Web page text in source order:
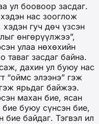
ул боовоор засдаг.
нас зооглож
гуч дөч үзсэн
өнгөрүүлжээ”,
улаа нөхөхийн
таваг засдаг байна.
дахин ул буюу нас
“оймс элээнэ” гэж
ярьдаг байжээ.
махан бие, ясан
буюу сүнсэн бие,
бие байдаг. Тэгвэл ил